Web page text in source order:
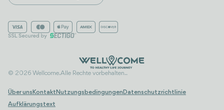
© 2026 Wellcome. Alle Rechte vorbehalten..
Über uns Kontakt Nutzungsbedingungen Datenschutzrichtlinie
Aufklärungstext